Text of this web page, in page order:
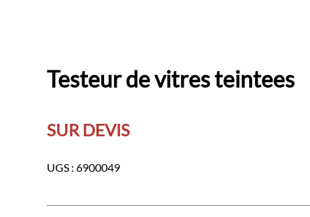
Testeur de vitres teintees
SUR DEVIS
UGS :6900049